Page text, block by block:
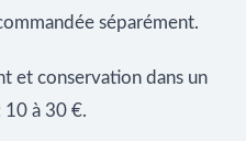
séparément.
et conservation dans un
10 à 30 €.